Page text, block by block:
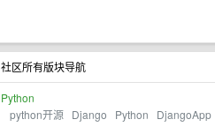
社区所有版块导航
Python
python开源 Django Python
DjangoApp